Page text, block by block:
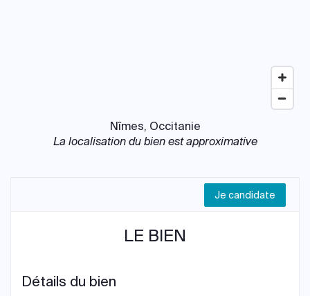
Nîmes, Occitanie
La localisation du bien est approximative
Je candidate
LE BIEN
Détails du bien